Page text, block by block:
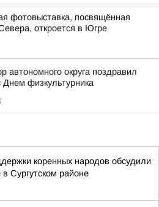
фотовыставка, посвящённая
откроется в Югре
автономного округа поздравил
Днем физкультурника
коренных народов обсудили
в Сургутском районе